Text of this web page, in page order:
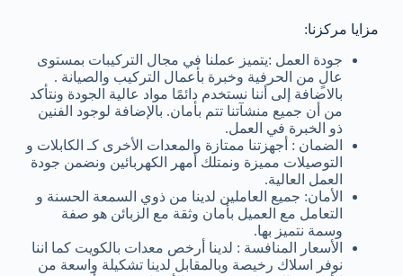
مزايا مركزنا:
جودة العمل :يتميز عملنا في مجال التركيبات بمستوى
عالٍ من الحرفية وخبرة بأعمال التركيب والصيانة .
بالاضافة إلى أننا نستخدم دائمًا مواد عالية الجودة ونتأكد
من أن جميع منشآتنا تتم بأمان. بالإضافة لوجود الفنين
ذو الخبرة في العمل.
الضمان : أجهزتنا ممتازة والمعدات الأخرى كـ الكابلات و
التوصيلات مميزة ونمتلك أمهر الكهربائين ونضمن جودة
العمل العالية.
الأمان: جميع العاملين لدينا من ذوي السمعة الحسنة و
التعامل مع العميل بأمان وثقة مع الزبائن هو صفة
وسمة نتميز بها.
الأسعار المنافسة : لدينا أرخص معدات بالكويت كما اننا
نوفر اسلاك رخيصة وبالمقابل لدينا تشكيلة واسعة من